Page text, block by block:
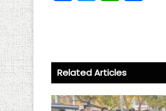
ce
ok
wi ha
p
p
Related Articles